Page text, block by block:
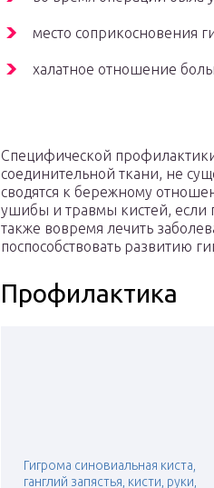
место соприкосновения
халатное отношение
Специфической
соединительной ткани, не
сводятся к бережному
ушибы и травмы кистей, если
также вовремя лечить
поспособствовать развитию
Профилактика
Гигрома синовиальная киста,
ганглий запястья, кисти, руки,